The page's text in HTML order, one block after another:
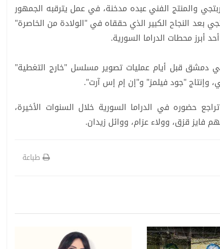
والمنتج الفني عبده مدخنة، في عمل يترقبه الجمهور
بعد النجاح الكبير الذي حققاه في "الولادة من الخاصرة"
دمشق قبل أيام عمليات تصوير مسلسل "خارج التغطية"
وإنتاج "جود فيلمز" و"إن إم إس آرت".
حضوره في الدراما السورية خلال السنوات الأخيرة،
فايز قزق، وولاء عزام، ووائل زيدان.
طباعة
تلفزيون